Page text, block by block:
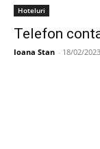
Hoteluri
Telefon
Ioana Stan - 18/02/2023